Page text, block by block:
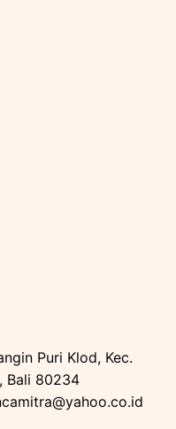
Puri Klod, Kec.
Bali 80234